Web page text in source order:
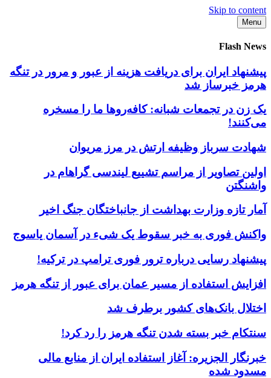
Skip to content
Menu
Flash News
پیشنهاد ایران برای دریافت هزینه از عبور و مرور در تنگه
هرمز خبرساز شد
یک زن در تجمعات شبانه: کافه‌روها ما را مسخره
می‌کنند!
شهادت سرباز وظیفه ارتش در مرز مریوان
اولین تصاویر از مراسم تشییع لیندسی گراهام در
واشنگتن
آمار تازه وزارت بهداشت از جانباختگان جنگ اخیر
واکنش فوری به خبر سقوط یک شیء در آسمان یاسوج
پیشنهاد رسایی درباره ترور فوری ترامپ در ترکیه!
افزایش استفاده از مسیر عمان برای عبور از تنگه هرمز
اختلال بانک‌های کشور برطرف شد
سنتکام خبر بسته شدن تنگه هرمز را رد کرد!
خبرنگار الجزیره: آغاز استفاده ایران از منابع مالی
مسدود شده